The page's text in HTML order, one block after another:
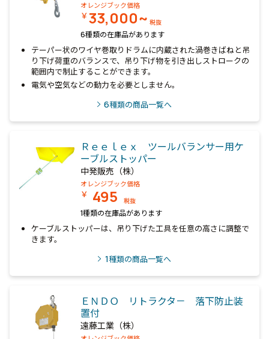
オレンジブック価格
￥33,000~ 税抜
6種類の在庫品があります
テーパー状のワイヤ巻取りドラムに内蔵された渦巻きばねと吊
り下げ荷重のバランスで、吊り下げ物を引き出しストロークの
範囲内で制止することができます。
電気や空気などの動力を必要としません。
6種類の商品一覧へ
Ｒｅｅｌｅｘ ツールバランサー用ケ
ーブルストッパー
中発販売（株）
オレンジブック価格
￥ 495 税抜
1種類の在庫品があります
ケーブルストッパーは、吊り下げた工具を任意の高さに調整で
きます。
1種類の商品一覧へ
ＥＮＤＯ リトラクタ－ 落下防止装
置付
遠藤工業（株）